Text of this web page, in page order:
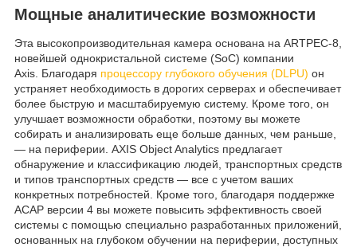
Мощные аналитические возможности
Эта высокопроизводительная камера основана на ARTPEC-8,
новейшей однокристальной системе (SoC) компании
Axis. Благодаря процессору глубокого обучения (DLPU) он
устраняет необходимость в дорогих серверах и обеспечивает
более быструю и масштабируемую систему. Кроме того, он
улучшает возможности обработки, поэтому вы можете
собирать и анализировать еще больше данных, чем раньше,
— на периферии. AXIS Object Analytics предлагает
обнаружение и классификацию людей, транспортных средств
и типов транспортных средств — все с учетом ваших
конкретных потребностей. Кроме того, благодаря поддержке
ACAP версии 4 вы можете повысить эффективность своей
системы с помощью специально разработанных приложений,
основанных на глубоком обучении на периферии, доступных